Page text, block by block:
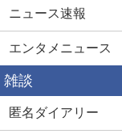
ニュース速報
エンタメニュース
雑談
匿名ダイアリー